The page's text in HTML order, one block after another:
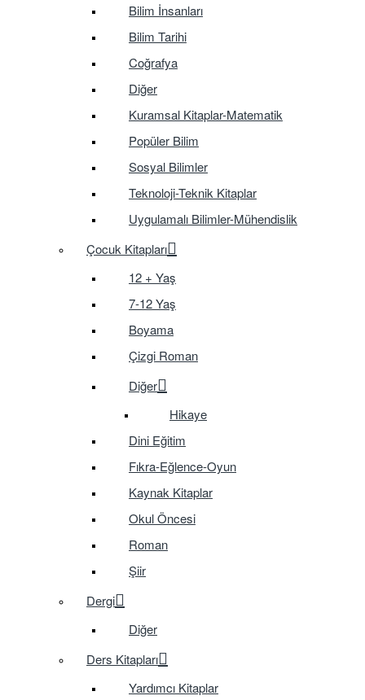
Bilim İnsanları
Bilim Tarihi
Coğrafya
Diğer
Kuramsal Kitaplar-Matematik
Popüler Bilim
Sosyal Bilimler
Teknoloji-Teknik Kitaplar
Uygulamalı Bilimler-Mühendislik
Çocuk Kitapları
12 + Yaş
7-12 Yaş
Boyama
Çizgi Roman
Diğer
Hikaye
Dini Eğitim
Fıkra-Eğlence-Oyun
Kaynak Kitaplar
Okul Öncesi
Roman
Şiir
Dergi
Diğer
Ders Kitapları
Yardımcı Kitaplar